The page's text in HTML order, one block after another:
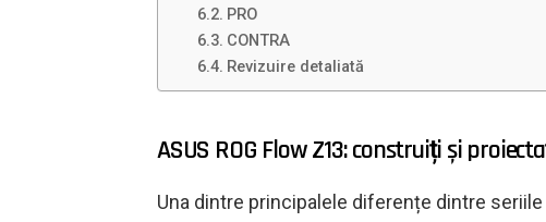
PRO
CONTRA
Revizuire detaliată
ASUS ROG Flow Z13: construiți și
Una dintre principalele diferențe dintre